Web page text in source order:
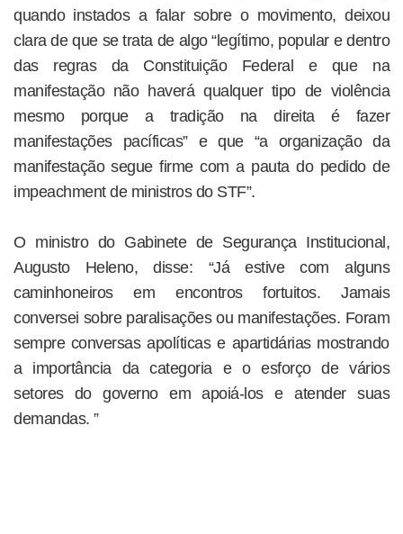
quando instados a falar sobre o movimento, deixou
clara de que se trata de algo “legítimo, popular e dentro
das regras da Constituição Federal e que na
manifestação não haverá qualquer tipo de violência
mesmo porque a tradição na direita é fazer
manifestações pacíficas” e que “a organização da
manifestação segue firme com a pauta do pedido de
impeachment de ministros do STF”.
O ministro do Gabinete de Segurança Institucional,
Augusto Heleno, disse: “Já estive com alguns
caminhoneiros em encontros fortuitos. Jamais
conversei sobre paralisações ou manifestações. Foram
sempre conversas apolíticas e apartidárias mostrando
a importância da categoria e o esforço de vários
setores do governo em apoiá-los e atender suas
demandas. ”